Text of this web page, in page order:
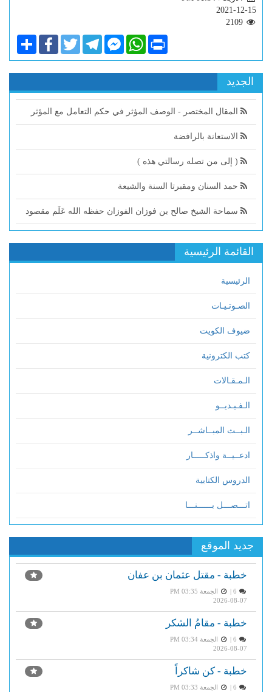
2021-12-15
ShareFacebookTwitterTelegramFacebook
Messenger
WhatsApp Print
الجديد
المقال المختصر - الوصف المؤثر في حكم التعامل مع المؤثر
الاستعانة بالرافضة
( إلى من تصله رسالتي هذه )
حمد السنان ومقبرتا السنة والشيعة
سماحة الشيخ صالح بن فوزان الفوزان حفظه الله عَلَم مقصود
القائمة الرئيسية
الرئيسية
الصـوتـيـات
ضيوف الكويت
كتب الكترونية
الـمـقـالات
الـفـيـديــو
الـبــث المبــاشــر
ادعــيــة واذكـــــار
الدروس الكتابية
اتـــصـــل بــــــنـــا
جديد الموقع
خطبة - مقتل عثمان بن عفان
الجمعة PM 03:35
2026-08-07
خطبة - مقامُ الشكر
الجمعة PM 03:34
2026-08-07
خطبة - كن شاكراً
الجمعة PM 03:33